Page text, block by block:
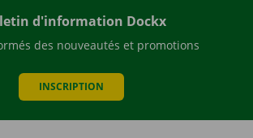
d'information Dockx
des nouveautés et promotions
INSCRIPTION